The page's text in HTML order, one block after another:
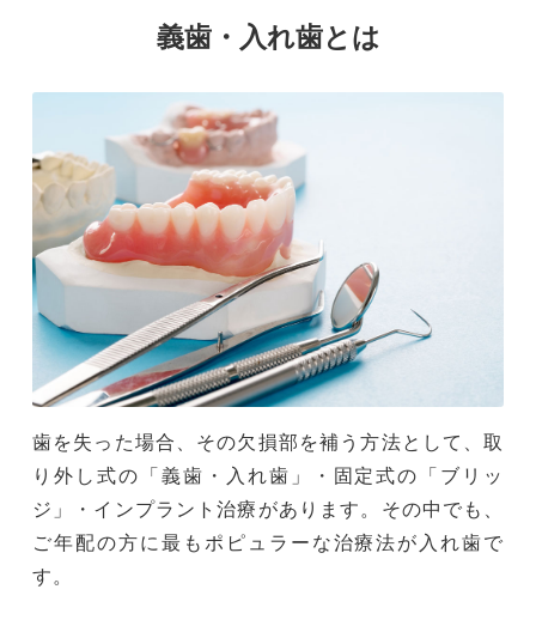
義歯・入れ歯とは
歯を失った場合、その欠損部を補う方法として、取
り外し式の「義歯・入れ歯」・固定式の「ブリッ
ジ」・インプラント治療があります。その中でも、
ご年配の方に最もポピュラーな治療法が入れ歯で
す。